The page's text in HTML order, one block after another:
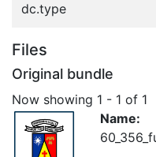
dc.type
Files
Original bundle
Now showing 1 - 1 of 1
Name: